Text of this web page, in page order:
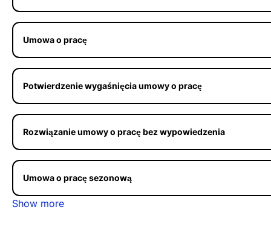
Umowa o pracę
Potwierdzenie wygaśnięcia umowy o pracę
Rozwiązanie umowy o pracę bez wypowiedzenia
Umowa o pracę sezonową
Show more